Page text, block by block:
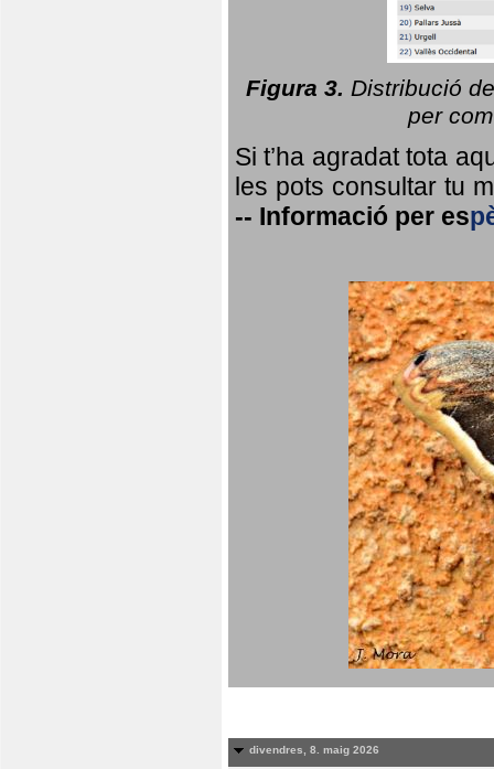
Figura 3. Distribució
per
Si t’ha agradat tota
les pots consultar tu
-- Informació per es
divendres, 8. maig 2026